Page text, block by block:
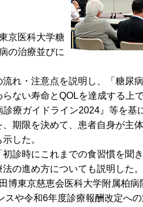
京医科大学糖
の治療並びに
れ・注意点を説明し、「糖尿
ない寿命とQOLを達成する上
療ガイドライン2024』等を基
期限を決めて、患者自身が主
した。
診時にこれまでの食習慣を聞
の進め方についても説明した。
博東京慈恵会医科大学附属柏
や令和6年度診療報酬改定への